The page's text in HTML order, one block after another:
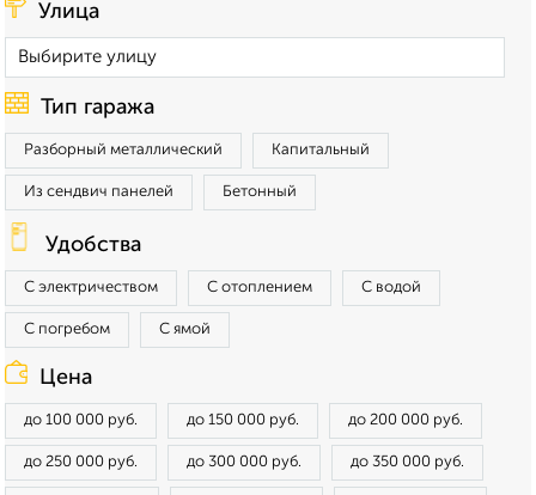
Улица
Тип гаража
Разборный металлический Капитальный
Из сендвич панелей Бетонный
Удобства
С электричеством С отоплением С водой
С погребом С ямой
Цена
до 100 000 руб. до 150 000 руб. до 200 000 руб.
до 250 000 руб. до 300 000 руб. до 350 000 руб.